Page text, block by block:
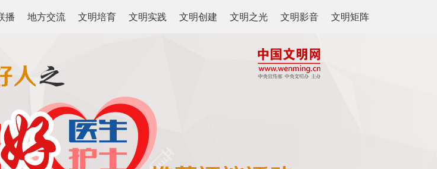
播 地方交流 文明培育 文明实践 文明创建 文明之光 文明影音 文明矩阵